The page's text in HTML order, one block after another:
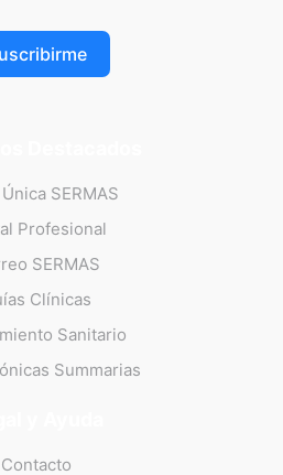
SERMAS
Profesional
SERMAS
Clínicas
Sanitario
Summarias
Contacto